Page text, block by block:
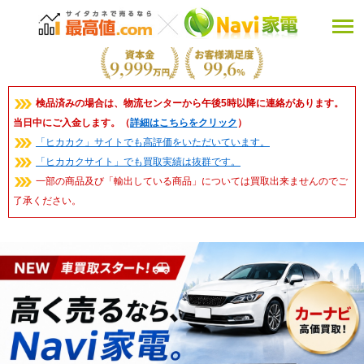
検品済みの場合は、物流センターから午後5時以降に連絡があります。
当日中にご入金します。（詳細はこちらをクリック ）
「ヒカカク」サイトでも高評価をいただいています。
「ヒカカクサイト」でも買取実績は抜群です。
一部の商品及び「輸出している商品」については買取出来ませんのでご
了承ください。